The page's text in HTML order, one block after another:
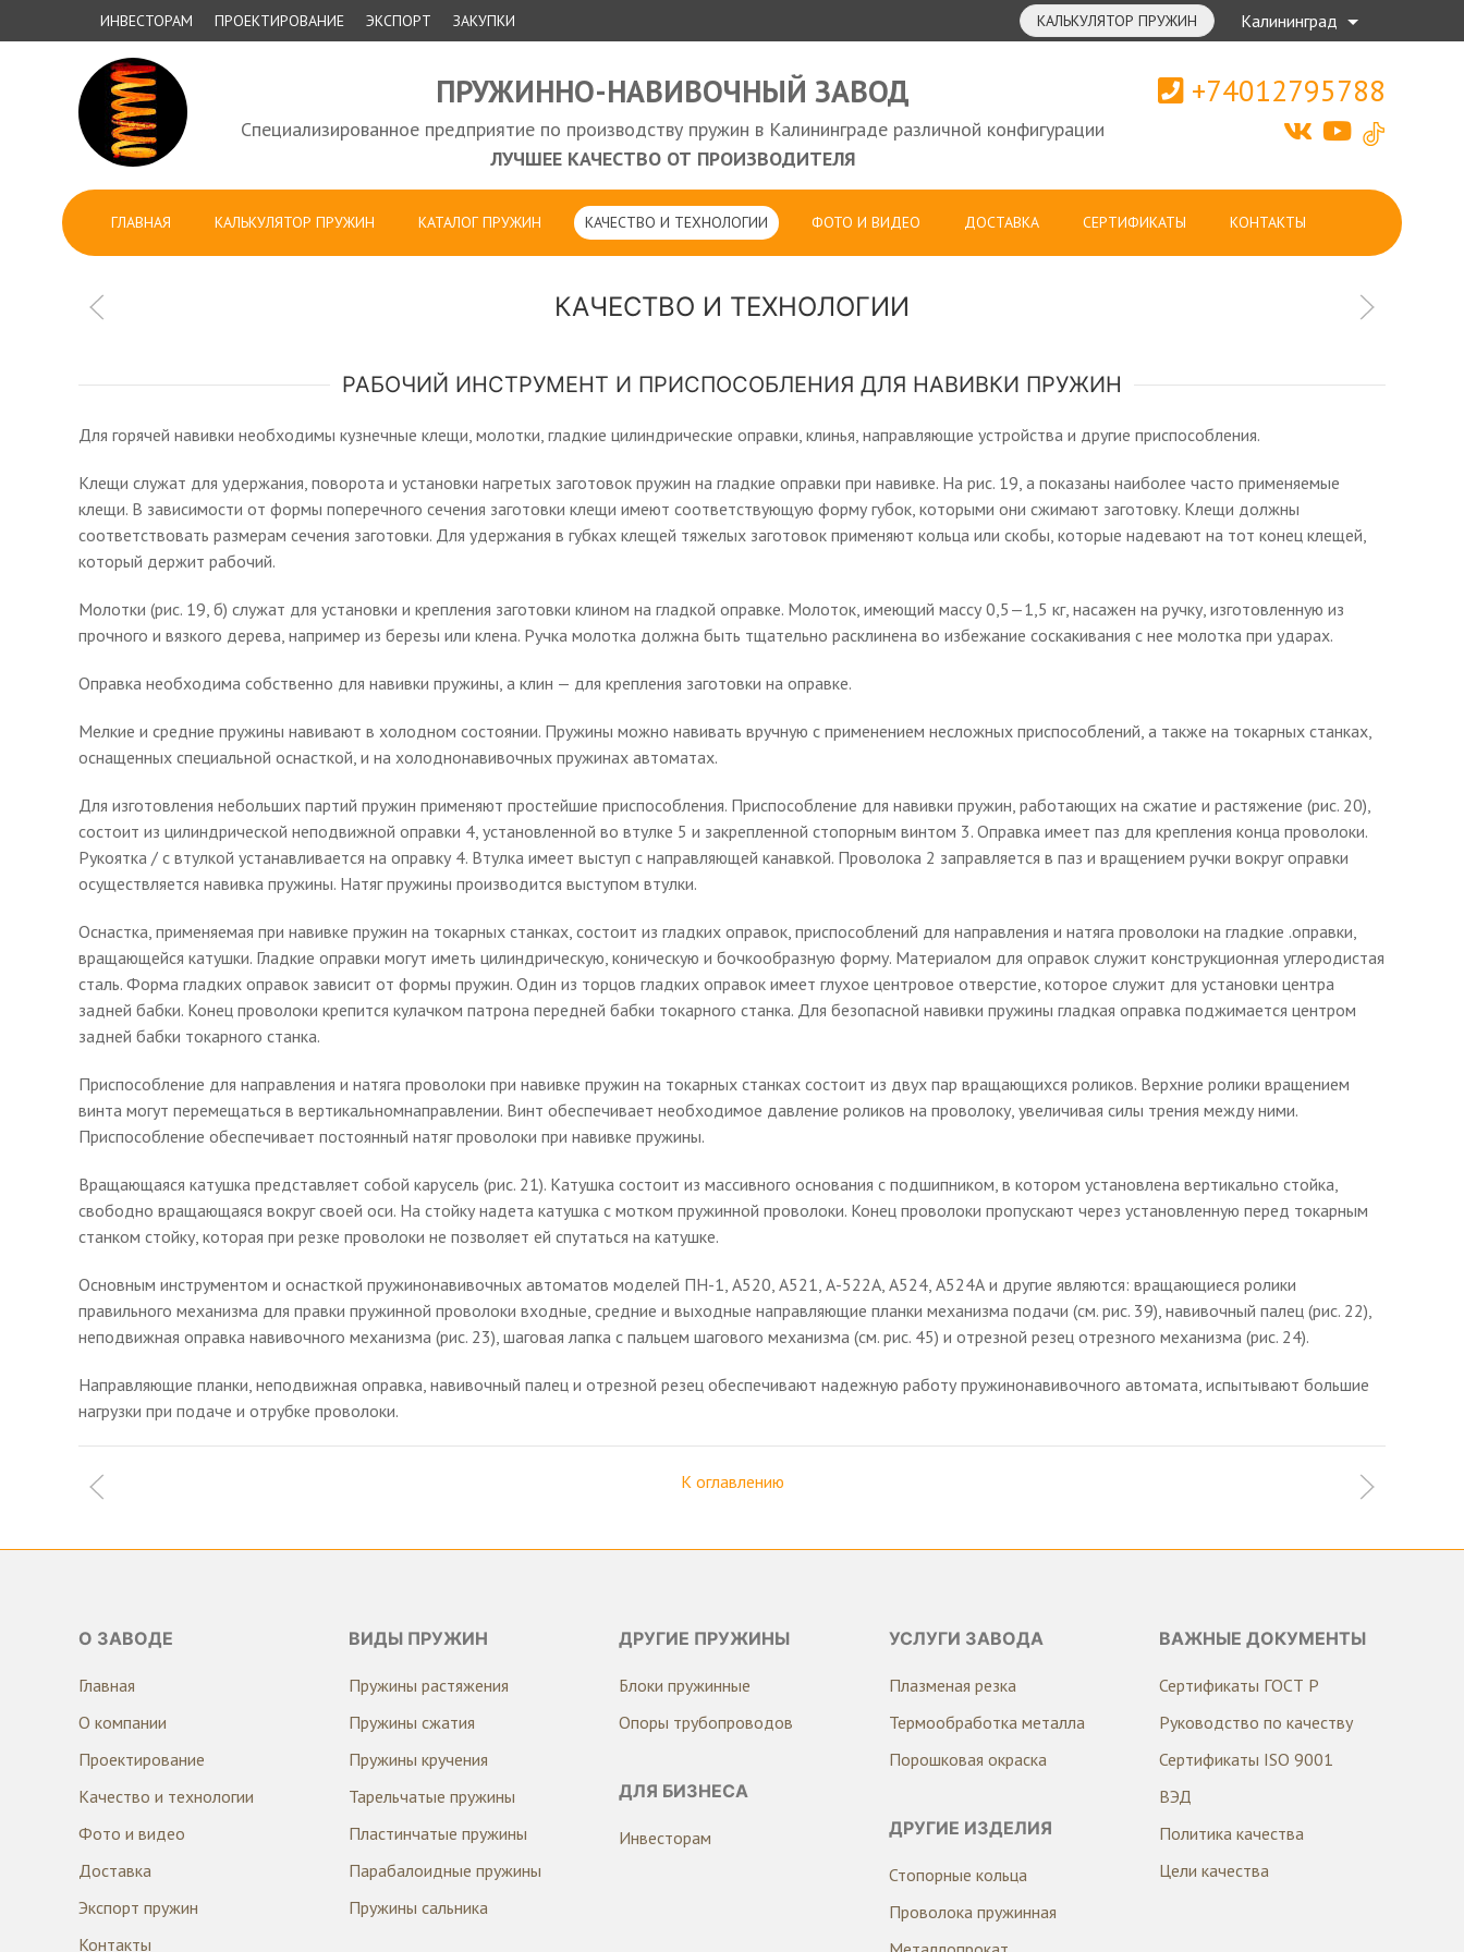
ИНВЕСТОРАМ ПРОЕКТИРОВАНИЕ ЭКСПОРТ ЗАКУПКИ КАЛЬКУЛЯТОР ПРУЖИН Калининград
ПРУЖИННО-НАВИВОЧНЫЙ ЗАВОД
Специализированное предприятие по производству пружин в Калининграде различной конфигурации
ЛУЧШЕЕ КАЧЕСТВО ОТ ПРОИЗВОДИТЕЛЯ
+74012795788
ГЛАВНАЯ КАЛЬКУЛЯТОР ПРУЖИН КАТАЛОГ ПРУЖИН КАЧЕСТВО И ТЕХНОЛОГИИ ФОТО И ВИДЕО ДОСТАВКА СЕРТИФИКАТЫ КОНТАКТЫ
КАЧЕСТВО И ТЕХНОЛОГИИ
РАБОЧИЙ ИНСТРУМЕНТ И ПРИСПОСОБЛЕНИЯ ДЛЯ НАВИВКИ ПРУЖИН
Для горячей навивки необходимы кузнечные клещи, молотки, гладкие цилиндрические оправки, клинья, направляющие устройства и другие приспособления.
Клещи служат для удержания, поворота и установки нагретых заготовок пружин на гладкие оправки при навивке. На рис. 19, а показаны наиболее часто применяемые
клещи. В зависимости от формы поперечного сечения заготовки клещи имеют соответствующую форму губок, которыми они сжимают заготовку. Клещи должны
соответствовать размерам сечения заготовки. Для удержания в губках клещей тяжелых заготовок применяют кольца или скобы, которые надевают на тот конец клещей,
который держит рабочий.
Молотки (рис. 19, б) служат для установки и крепления заготовки клином на гладкой оправке. Молоток, имеющий массу 0,5—1,5 кг, насажен на ручку, изготовленную из
прочного и вязкого дерева, например из березы или клена. Ручка молотка должна быть тщательно расклинена во избежание соскакивания с нее молотка при ударах.
Оправка необходима собственно для навивки пружины, а клин — для крепления заготовки на оправке.
Мелкие и средние пружины навивают в холодном состоянии. Пружины можно навивать вручную с применением несложных приспособлений, а также на токарных станках,
оснащенных специальной оснасткой, и на холоднонавивочных пружинах автоматах.
Для изготовления небольших партий пружин применяют простейшие приспособления. Приспособление для навивки пружин, работающих на сжатие и растяжение (рис. 20),
состоит из цилиндрической неподвижной оправки 4, установленной во втулке 5 и закрепленной стопорным винтом 3. Оправка имеет паз для крепления конца проволоки.
Рукоятка / с втулкой устанавливается на оправку 4. Втулка имеет выступ с направляющей канавкой. Проволока 2 заправляется в паз и вращением ручки вокруг оправки
осуществляется навивка пружины. Натяг пружины производится выступом втулки.
Оснастка, применяемая при навивке пружин на токарных станках, состоит из гладких оправок, приспособлений для направления и натяга проволоки на гладкие .оправки,
вращающейся катушки. Гладкие оправки могут иметь цилиндрическую, коническую и бочкообразную форму. Материалом для оправок служит конструкционная углеродистая
сталь. Форма гладких оправок зависит от формы пружин. Один из торцов гладких оправок имеет глухое центровое отверстие, которое служит для установки центра
задней бабки. Конец проволоки крепится кулачком патрона передней бабки токарного станка. Для безопасной навивки пружины гладкая оправка поджимается центром
задней бабки токарного станка.
Приспособление для направления и натяга проволоки при навивке пружин на токарных станках состоит из двух пар вращающихся роликов. Верхние ролики вращением
винта могут перемещаться в вертикальномнаправлении. Винт обеспечивает необходимое давление роликов на проволоку, увеличивая силы трения между ними.
Приспособление обеспечивает постоянный натяг проволоки при навивке пружины.
Вращающаяся катушка представляет собой карусель (рис. 21). Катушка состоит из массивного основания с подшипником, в котором установлена вертикально стойка,
свободно вращающаяся вокруг своей оси. На стойку надета катушка с мотком пружинной проволоки. Конец проволоки пропускают через установленную перед токарным
станком стойку, которая при резке проволоки не позволяет ей спутаться на катушке.
Основным инструментом и оснасткой пружинонавивочных автоматов моделей ПН-1, А520, А521, А-522А, А524, А524А и другие являются: вращающиеся ролики
правильного механизма для правки пружинной проволоки входные, средние и выходные направляющие планки механизма подачи (см. рис. 39), навивочный палец (рис. 22),
неподвижная оправка навивочного механизма (рис. 23), шаговая лапка с пальцем шагового механизма (см. рис. 45) и отрезной резец отрезного механизма (рис. 24).
Направляющие планки, неподвижная оправка, навивочный палец и отрезной резец обеспечивают надежную работу пружинонавивочного автомата, испытывают большие
нагрузки при подаче и отрубке проволоки.
К оглавлению
О ЗАВОДЕ
Главная
О компании
Проектирование
Качество и технологии
Фото и видео
Доставка
Экспорт пружин
Контакты
ВИДЫ ПРУЖИН
Пружины растяжения
Пружины сжатия
Пружины кручения
Тарельчатые пружины
Пластинчатые пружины
Парабалоидные пружины
Пружины сальника
ДРУГИЕ ПРУЖИНЫ
Блоки пружинные
Опоры трубопроводов
ДЛЯ БИЗНЕСА
Инвесторам
УСЛУГИ ЗАВОДА
Плазменая резка
Термообработка металла
Порошковая окраска
ДРУГИЕ ИЗДЕЛИЯ
Стопорные кольца
Проволока пружинная
ВАЖНЫЕ ДОКУМЕНТЫ
Сертификаты ГОСТ Р
Руководство по качеству
Сертификаты ISO 9001
ВЭД
Политика качества
Цели качества